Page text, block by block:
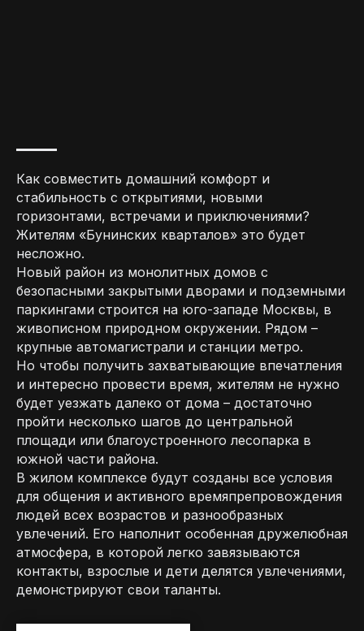
Как совместить домашний комфорт и
стабильность с открытиями, новыми
горизонтами, встречами и приключениями?
Жителям «Бунинских кварталов» это будет
несложно.
Новый район из монолитных домов с
безопасными закрытыми дворами и подземными
паркингами строится на юго-западе Москвы, в
живописном природном окружении. Рядом –
крупные автомагистрали и станции метро.
Но чтобы получить захватывающие впечатления
и интересно провести время, жителям не нужно
будет уезжать далеко от дома – достаточно
пройти несколько шагов до центральной
площади или благоустроенного лесопарка в
южной части района.
В жилом комплексе будут созданы все условия
для общения и активного времяпрепровождения
людей всех возрастов и разнообразных
увлечений. Его наполнит особенная дружелюбная
атмосфера, в которой легко завязываются
контакты, взрослые и дети делятся увлечениями,
демонстрируют свои таланты.